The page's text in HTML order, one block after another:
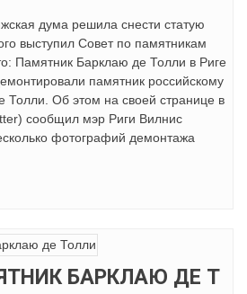
дума решила снести статую
выступил Совет по памятникам
Памятник Барклаю де Толли в Риге
памятник российскому
Толли. Об этом на своей странице в
сообщил мэр Риги Вилнис
фотографий демонтажа
БАРКЛАЮ ДЕ Т